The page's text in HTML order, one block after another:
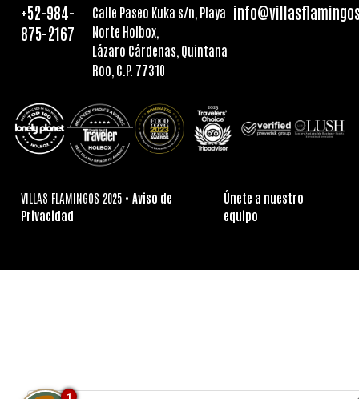
+52-984-
875-2167
Calle Paseo Kuka s/n, Playa
Norte Holbox,
Lázaro Cárdenas, Quintana
Roo, C.P. 77310
VILLAS FLAMINGOS 2025 • Aviso de
Privacidad
Únete a nuestro
equipo